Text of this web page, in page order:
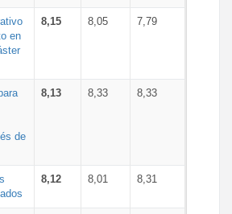
en
8,15 8,05 7,79
de
8,13 8,33 8,33
8,12 8,01 8,31